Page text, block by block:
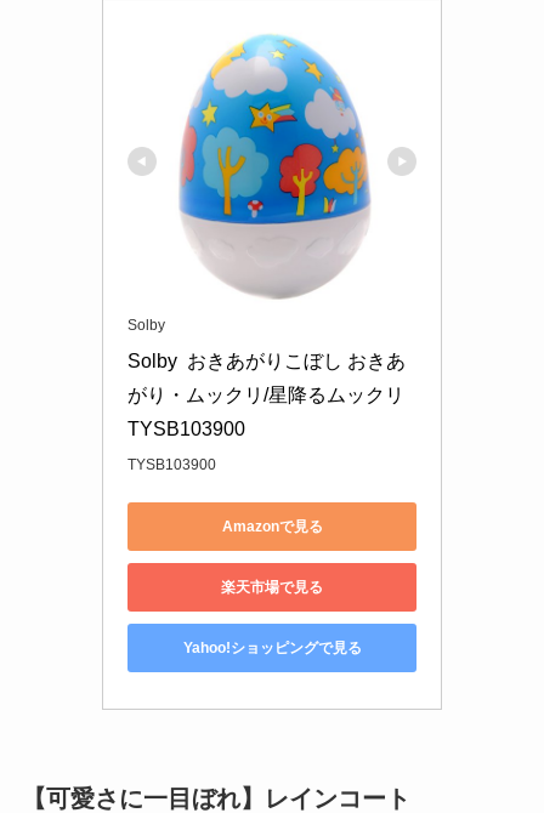
Solby
Solby  おきあがりこぼし おきあ
がり・ムックリ/星降るムックリ
TYSB103900
TYSB103900
Amazonで見る
楽天市場で見る
Yahoo!ショッピングで見る
【可愛さに一目ぼれ】レインコート